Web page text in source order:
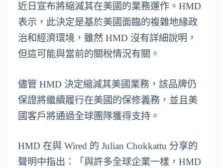
近日宣布將縮減其在美國的業務運作。HMD
表示，此決定是基於美國面臨的複雜地緣政
治和經濟環境，雖然 HMD 沒有詳細說明，
但這可能與當前的關稅情況有關。
儘管 HMD 決定縮減其美國業務，該品牌仍
保證將繼續履行在美國的保修義務，並且美
國客戶將通過全球團隊獲得支持。
HMD 在與 Wired 的 Julian Chokkattu 分享的
聲明中指出：「與許多全球企業一樣，HMD